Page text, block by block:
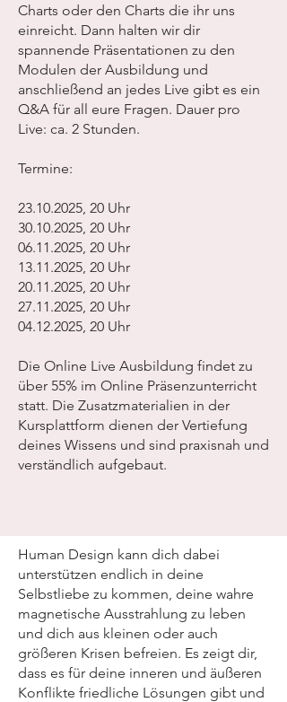
Charts oder den Charts die ihr uns
einreicht. Dann halten wir dir
spannende Präsentationen zu den
Modulen der Ausbildung und
anschließend an jedes Live gibt es ein
Q&A für all eure Fragen. Dauer pro
Live: ca. 2 Stunden.
Termine:
23.10.2025, 20 Uhr
30.10.2025, 20 Uhr
06.11.2025, 20 Uhr
13.11.2025, 20 Uhr
20.11.2025, 20 Uhr
27.11.2025, 20 Uhr
04.12.2025, 20 Uhr
Die Online Live Ausbildung findet zu
über 55% im Online Präsenzunterricht
statt. Die Zusatzmaterialien in der
Kursplattform dienen der Vertiefung
deines Wissens und sind praxisnah und
verständlich aufgebaut.
Human Design kann dich dabei
unterstützen endlich in deine
Selbstliebe zu kommen, deine wahre
magnetische Ausstrahlung zu leben
und dich aus kleinen oder auch
größeren Krisen befreien. Es zeigt dir,
dass es für deine inneren und äußeren
Konflikte friedliche Lösungen gibt und